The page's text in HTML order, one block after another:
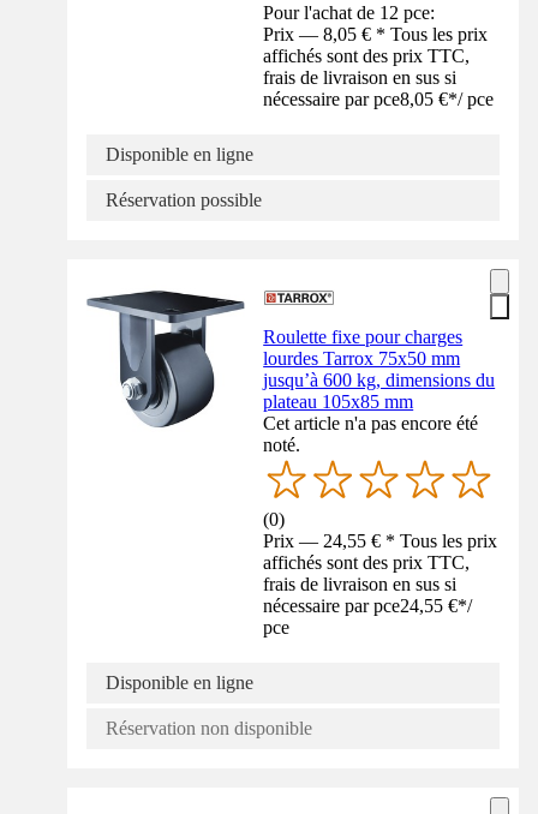
Pour l'achat de 12 pce:
Prix — 8,05 € * Tous les prix
affichés sont des prix TTC,
frais de livraison en sus si
nécessaire par pce8,05 €*/ pce
Disponible en ligne
Réservation possible
Roulette fixe pour charges
lourdes Tarrox 75x50 mm
jusqu’à 600 kg, dimensions du
plateau 105x85 mm
Cet article n'a pas encore été
noté.
(0)
Prix — 24,55 € * Tous les prix
affichés sont des prix TTC,
frais de livraison en sus si
nécessaire par pce24,55 €*/
pce
Disponible en ligne
Réservation non disponible